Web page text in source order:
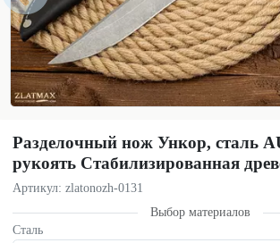
Разделочный нож Ункор, сталь
рукоять Стабилизированная
Артикул: zlatonozh-0131
Выбор материалов
Сталь